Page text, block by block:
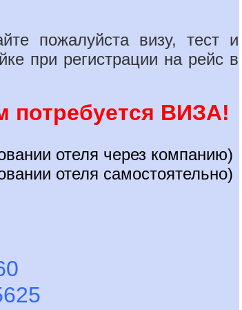
пожалуйста визу, тест и
при регистрации на рейс в
потребуется ВИЗА!
отеля через компанию)
отеля самостоятельно)